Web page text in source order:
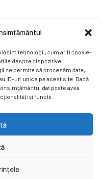
tehnologii, cum ar fi cookie-
despre dispozitive.
ne permite să procesăm date,
ID-uri unice pe acest site. Dacă
dat poate avea
și funcții.